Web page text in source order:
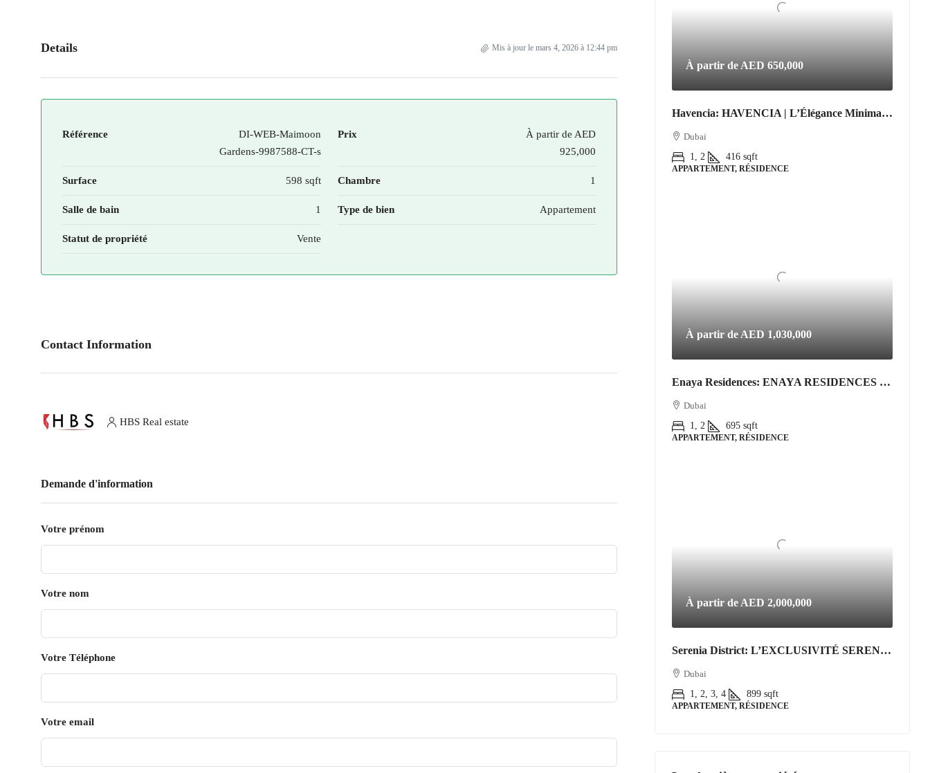
Details Mis à jour le mars 4, 2026 à 12:44 pm
Référence
DI-WEB-Maimoon
Gardens-9987588-CT-s
Prix À partir de AED
925,000
Surface 598 sqft Chambre 1
Salle de bain 1 Type de bien Appartement
Statut de propriété Vente
Contact Information
HBS Real estate
Demande d'information
Votre prénom
Votre nom
Votre Téléphone
Votre email
À partir de AED 650,000
Havencia: HAVENCIA | L’Élégance Minimaliste au Cœur du Nouveau Dubaï
Dubai
1, 2
416 sqft
APPARTEMENT, RÉSIDENCE
À partir de AED 1,030,000
Enaya Residences: ENAYA RESIDENCES • JVT DISTRICT 3
Dubai
1, 2
695 sqft
APPARTEMENT, RÉSIDENCE
À partir de AED 2,000,000
Serenia District: L’EXCLUSIVITÉ SERENIA DISTRICT | L’Art de Vivre Resort au Cœur de Jumeirah Islands
Dubai
1, 2, 3, 4
899 sqft
APPARTEMENT, RÉSIDENCE